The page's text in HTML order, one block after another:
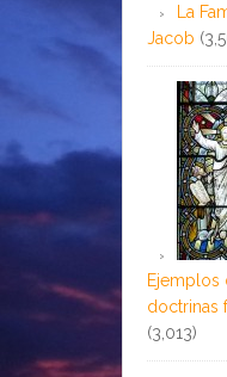
La
Jacob
Ejemplos
doctrinas
(3,013)